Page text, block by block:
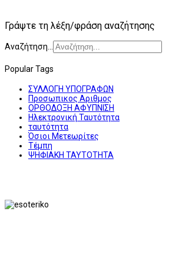
Γράψτε τη λέξη/φράση αναζήτησης
Αναζήτηση...
Popular Tags
ΣΥΛΛΟΓΗ ΥΠΟΓΡΑΦΩΝ
Προσωπικος Αριθμος
ΟΡΘΟΔΟΞΗ ΑΦΥΠΝΙΣΗ
Ηλεκτρονική Ταυτότητα
ταυτότητα
Όσιοι Μετεωρίτες
Τέμπη
ΨΗΦΙΑΚΗ ΤΑΥΤΟΤΗΤΑ